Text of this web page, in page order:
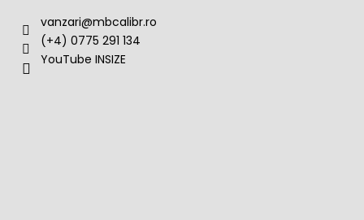
vanzari@mbcalibr.ro
(+4) 0775 291 134
YouTube INSIZE